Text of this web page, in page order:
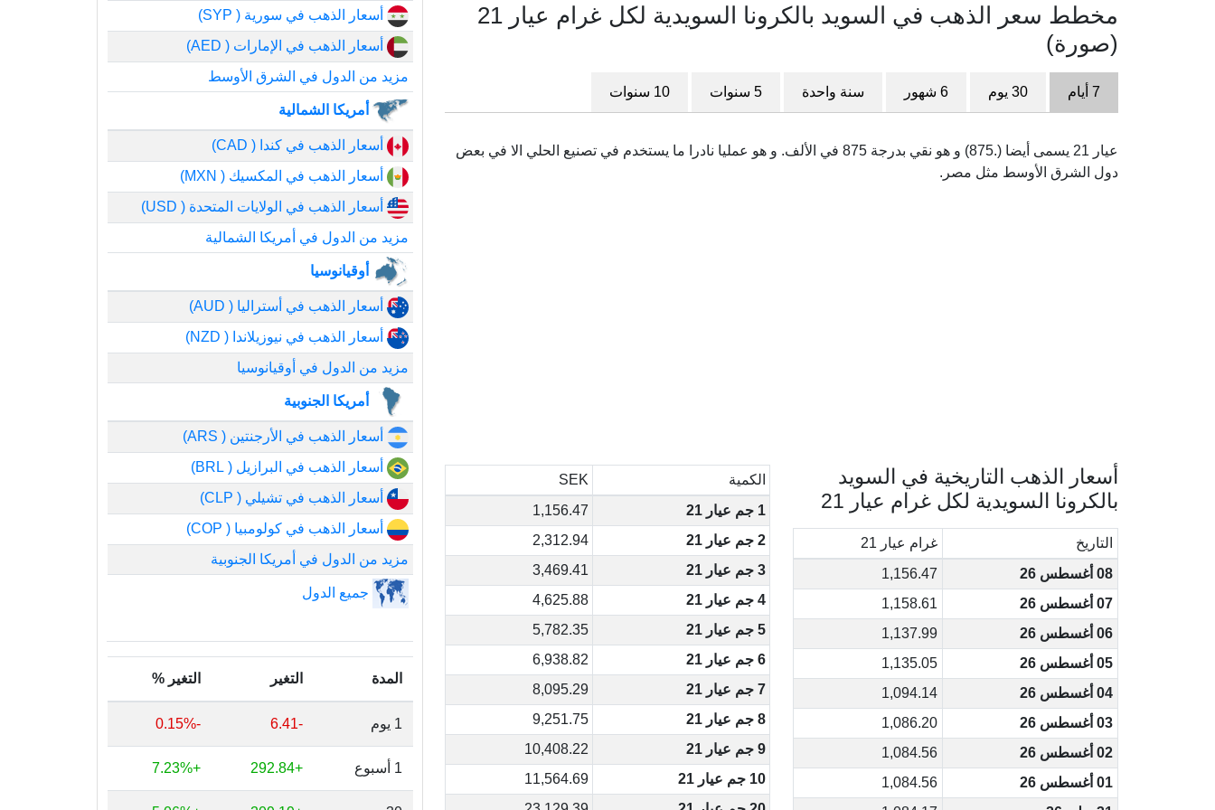
مخطط سعر الذهب في السويد بالكرونا السويدية لكل غرام عيار 21
(صورة)
7 أيام 30 يوم 6 شهور سنة واحدة 5 سنوات 10 سنوات
عيار 21 يسمى أيضا (.875) و هو نقي بدرجة 875 في الألف. و هو عمليا نادرا ما يستخدم في تصنيع الحلي الا في بعض
دول الشرق الأوسط مثل مصر.
أسعار الذهب التاريخية في السويد
بالكرونا السويدية لكل غرام عيار 21
التاريخ
غرام عيار 21
08 أغسطس 26
1,156.47
07 أغسطس 26
1,158.61
06 أغسطس 26
1,137.99
05 أغسطس 26
1,135.05
04 أغسطس 26
1,094.14
03 أغسطس 26
1,086.20
02 أغسطس 26
1,084.56
01 أغسطس 26
1,084.56
الكمية
SEK
1 جم عيار 21
1,156.47
2 جم عيار 21
2,312.94
3 جم عيار 21
3,469.41
4 جم عيار 21
4,625.88
5 جم عيار 21
5,782.35
6 جم عيار 21
6,938.82
7 جم عيار 21
8,095.29
8 جم عيار 21
9,251.75
9 جم عيار 21
10,408.22
10 جم عيار 21
11,564.69
أسعار الذهب في سورية ( SYP)
أسعار الذهب في الإمارات ( AED)
مزيد من الدول في الشرق الأوسط
أمريكا الشمالية
أسعار الذهب في كندا ( CAD)
أسعار الذهب في المكسيك ( MXN)
أسعار الذهب في الولايات المتحدة ( USD)
مزيد من الدول في أمريكا الشمالية
أوقيانوسيا
أسعار الذهب في أستراليا ( AUD)
أسعار الذهب في نيوزيلاندا ( NZD)
مزيد من الدول في أوقيانوسيا
أمريكا الجنوبية
أسعار الذهب في الأرجنتين ( ARS)
أسعار الذهب في البرازيل ( BRL)
أسعار الذهب في تشيلي ( CLP)
أسعار الذهب في كولومبيا ( COP)
مزيد من الدول في أمريكا الجنوبية
جميع الدول
المدة التغير التغير %
1 يوم -6.41
-0.15%
1 أسبوع +292.84
+7.23%